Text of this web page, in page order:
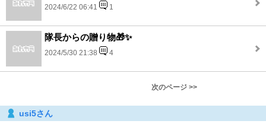
2024/6/22 06:41 1
隊長からの贈り物🎁✨
2024/5/30 21:38 4
次のページ >>
usi5さん